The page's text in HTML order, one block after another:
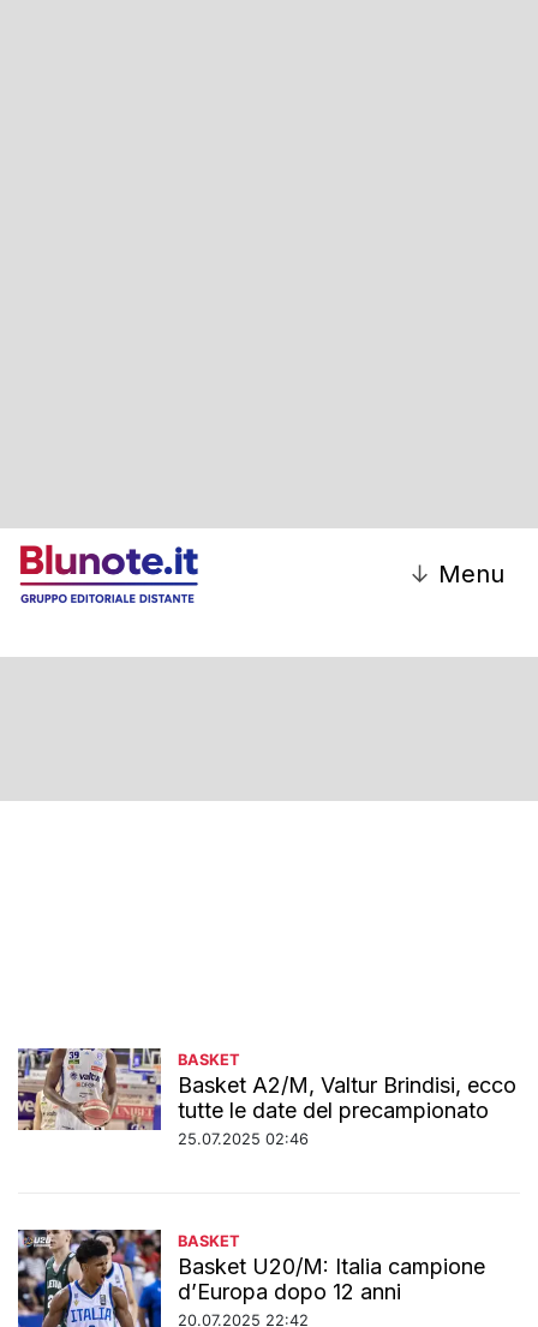
↓ Menu
BASKET
Basket A2/M, Valtur Brindisi, ecco
tutte le date del precampionato
25.07.2025 02:46
BASKET
Basket U20/M: Italia campione
d’Europa dopo 12 anni
20.07.2025 22:42